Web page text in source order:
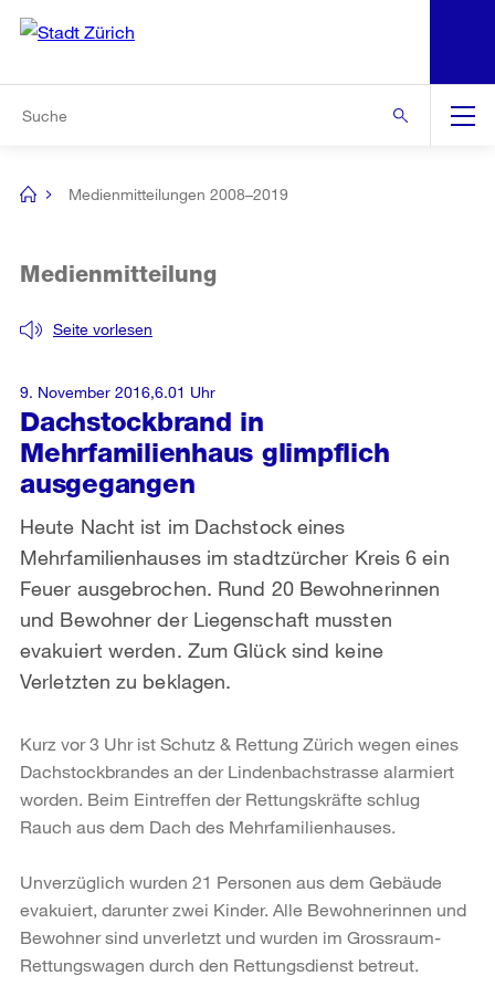
Navigation
[no
Medienmitteilungen 2008–2019
Dachstockbrand in
Mehrfamilienhaus glimpflich
ausgegangen
Seite vorlesen
Medienmitteilung
Heute Nacht ist im Dachstock eines
Mehrfamilienhauses im stadtzürcher Kreis 6 ein
Feuer ausgebrochen. Rund 20 Bewohnerinnen
und Bewohner der Liegenschaft mussten
evakuiert werden. Zum Glück sind keine
Verletzten zu beklagen.
9. November 2016,6.01 Uhr
Kurz vor 3 Uhr ist Schutz & Rettung Zürich wegen eines
Dachstockbrandes an der Lindenbachstrasse alarmiert
worden. Beim Eintreffen der Rettungskräfte schlug
Rauch aus dem Dach des Mehrfamilienhauses.
Unverzüglich wurden 21 Personen aus dem Gebäude
evakuiert, darunter zwei Kinder. Alle Bewohnerinnen und
Bewohner sind unverletzt und wurden im Grossraum-
Rettungswagen durch den Rettungsdienst betreut.